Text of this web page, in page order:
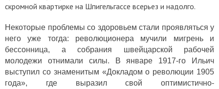
скромной квартирке на Шпигельгассе всерьез и надолго.
Некоторые проблемы со здоровьем стали проявляться у
него уже тогда: революционера мучили мигрень и
бессонница, а собрания швейцарской рабочей
молодежи отнимали силы. В январе 1917-го Ильич
выступил со знаменитым «Докладом о революции 1905
года», где выразил свой оптимистично-